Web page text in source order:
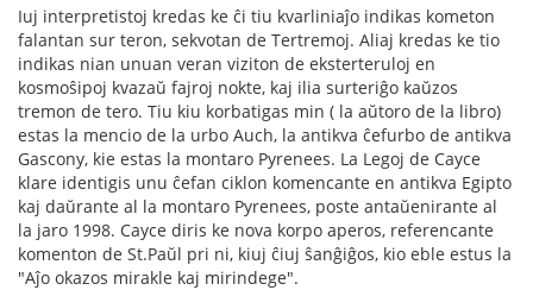
Iuj interpretistoj kredas ke ĉi tiu kvarliniaĵo indikas kometon
falantan sur teron, sekvotan de Tertremoj. Aliaj kredas ke tio
indikas nian unuan veran viziton de eksterteruloj en
kosmoŝipoj kvazaŭ fajroj nokte, kaj ilia surteriĝo kaŭzos
tremon de tero. Tiu kiu korbatigas min ( la aŭtoro de la libro)
estas la mencio de la urbo Auch, la antikva ĉefurbo de antikva
Gascony, kie estas la montaro Pyrenees. La Legoj de Cayce
klare identigis unu ĉefan ciklon komencante en antikva Egipto
kaj daŭrante al la montaro Pyrenees, poste antaŭenirante al
la jaro 1998. Cayce diris ke nova korpo aperos, referencante
komenton de St.Paŭl pri ni, kiuj ĉiuj ŝanĝiĝos, kio eble estus la
"Aĵo okazos mirakle kaj mirindege".